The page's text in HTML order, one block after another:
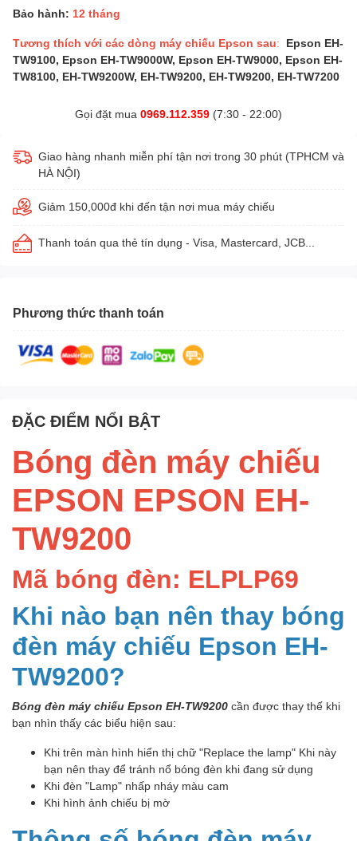
Bảo hành: 12 tháng
Tương thích với các dòng máy chiếu Epson sau: Epson EH-
TW9100, Epson EH-TW9000W, Epson EH-TW9000, Epson EH-
TW8100, EH-TW9200W, EH-TW9200, EH-TW9200, EH-TW7200
Gọi đặt mua 0969.112.359 (7:30 - 22:00)
Giao hàng nhanh miễn phí tận nơi trong 30 phút (TPHCM và
HÀ NỘI)
Giảm 150,000đ khi đến tận nơi mua máy chiếu
Thanh toán qua thẻ tín dụng - Visa, Mastercard, JCB...
Phương thức thanh toán
ĐẶC ĐIỂM NỔI BẬT
Bóng đèn máy chiếu
EPSON EPSON EH-
TW9200
Mã bóng đèn: ELPLP69
Khi nào bạn nên thay bóng
đèn máy chiếu Epson EH-
TW9200?
Bóng đèn máy chiếu Epson EH-TW9200 cần được thay thế khi
bạn nhìn thấy các biểu hiện sau:
Khi trên màn hình hiển thị chữ "Replace the lamp" Khi này
bạn nên thay để tránh nổ bóng đèn khi đang sử dụng
Khi đèn "Lamp" nhấp nháy màu cam
Khi hình ảnh chiếu bị mờ